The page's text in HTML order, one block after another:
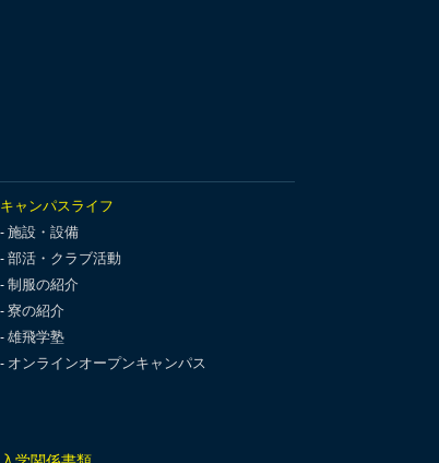
キャンパスライフ
施設・設備
部活・クラブ活動
制服の紹介
寮の紹介
雄飛学塾
オンラインオープンキャンパス